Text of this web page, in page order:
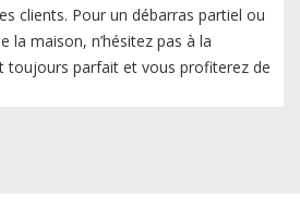
clients. Pour un débarras partiel ou
la maison, n’hésitez pas à la
toujours parfait et vous profiterez de